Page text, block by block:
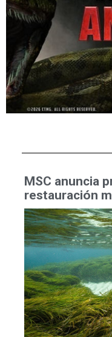
MSC anuncia
restauración